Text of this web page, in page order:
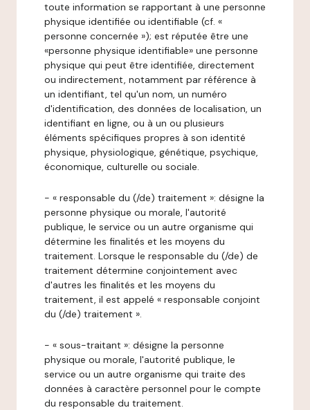
toute information se rapportant à une personne
physique identifiée ou identifiable (cf. «
personne concernée »); est réputée être une
«personne physique identifiable» une personne
physique qui peut être identifiée, directement
ou indirectement, notamment par référence à
un identifiant, tel qu'un nom, un numéro
d'identification, des données de localisation, un
identifiant en ligne, ou à un ou plusieurs
éléments spécifiques propres à son identité
physique, physiologique, génétique, psychique,
économique, culturelle ou sociale.
- « responsable du (/de) traitement »: désigne la
personne physique ou morale, l'autorité
publique, le service ou un autre organisme qui
détermine les finalités et les moyens du
traitement. Lorsque le responsable du (/de) de
traitement détermine conjointement avec
d'autres les finalités et les moyens du
traitement, il est appelé « responsable conjoint
du (/de) traitement ».
- « sous-traitant »: désigne la personne
physique ou morale, l'autorité publique, le
service ou un autre organisme qui traite des
données à caractère personnel pour le compte
du responsable du traitement.